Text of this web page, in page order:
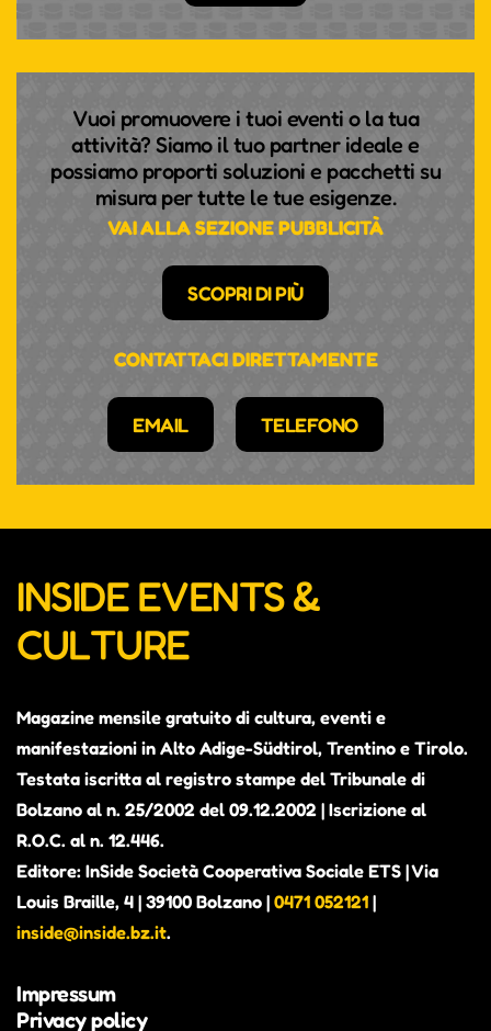
Vuoi promuovere i tuoi eventi o la tua
attività? Siamo il tuo partner ideale e
possiamo proporti soluzioni e pacchetti su
misura per tutte le tue esigenze.
VAI ALLA SEZIONE PUBBLICITÀ
SCOPRI DI PIÙ
CONTATTACI DIRETTAMENTE
EMAIL TELEFONO
INSIDE EVENTS &
CULTURE
Magazine mensile gratuito di cultura, eventi e
manifestazioni in Alto Adige-Südtirol, Trentino e Tirolo.
Testata iscritta al registro stampe del Tribunale di
Bolzano al n. 25/2002 del 09.12.2002 | Iscrizione al
R.O.C. al n. 12.446.
Editore: InSide Società Cooperativa Sociale ETS | Via
Louis Braille, 4 | 39100 Bolzano | 0471 052121 |
inside@inside.bz.it.
Impressum
Privacy policy